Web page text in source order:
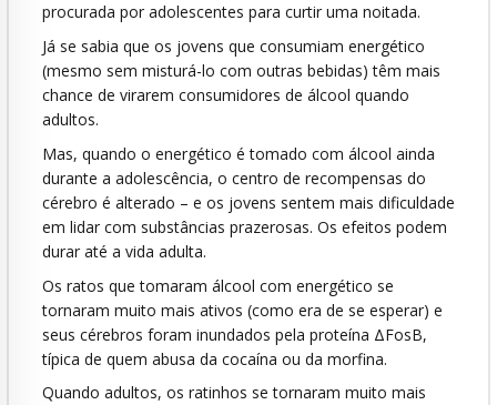
procurada por adolescentes para curtir uma noitada.
Já se sabia que os jovens que consumiam energético
(mesmo sem misturá-lo com outras bebidas) têm mais
chance de virarem consumidores de álcool quando
adultos.
Mas, quando o energético é tomado com álcool ainda
durante a adolescência, o centro de recompensas do
cérebro é alterado – e os jovens sentem mais dificuldade
em lidar com substâncias prazerosas. Os efeitos podem
durar até a vida adulta.
Os ratos que tomaram álcool com energético se
tornaram muito mais ativos (como era de se esperar) e
seus cérebros foram inundados pela proteína ΔFosB,
típica de quem abusa da cocaína ou da morfina.
Quando adultos, os ratinhos se tornaram muito mais